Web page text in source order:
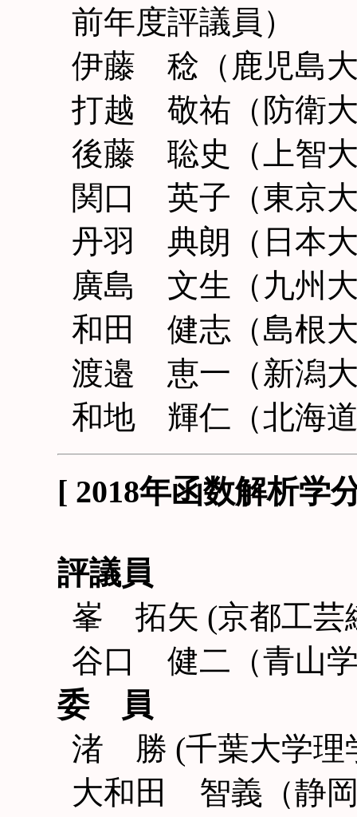
前年度評議員）
伊藤 稔（鹿児島
打越 敬祐（防衛
後藤 聡史（上智
関口 英子（東京
丹羽 典朗（日本
廣島 文生（九州
和田 健志（島根
渡邉 恵一（新潟
和地 輝仁（北海
[ 2018年函数解析
評議員
峯 拓矢 (京都工芸
谷口 健二（青山
委 員
渚 勝 (千葉大学理
大和田 智義（静